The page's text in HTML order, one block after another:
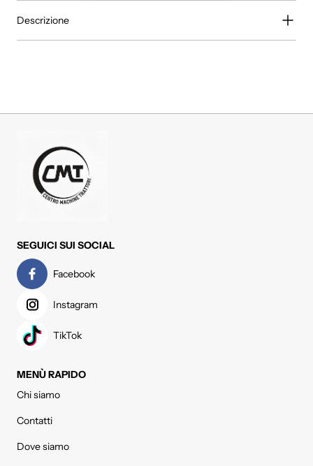
Descrizione
SEGUICI SUI SOCIAL
Facebook
Instagram
TikTok
MENÙ RAPIDO
Chi siamo
Contatti
Dove siamo